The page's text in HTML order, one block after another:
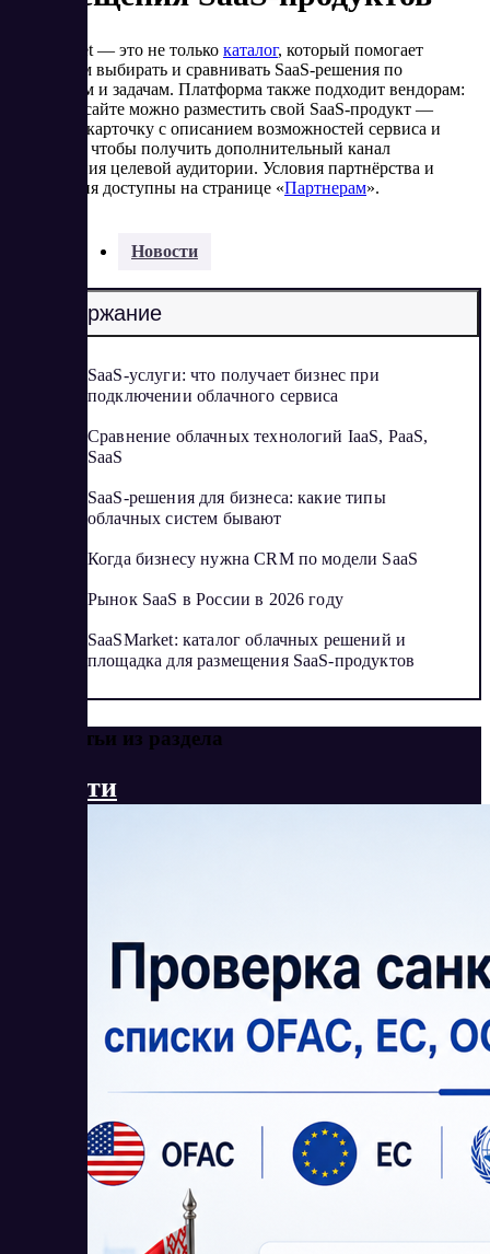
SaaSMarket — это не только каталог, который помогает
компаниям выбирать и сравнивать SaaS-решения по
категориям и задачам. Платформа также подходит вендорам:
на нашем сайте можно разместить свой SaaS-продукт —
оформить карточку с описанием возможностей сервиса и
ссылками, чтобы получить дополнительный канал
привлечения целевой аудитории. Условия партнёрства и
размещения доступны на странице «Партнерам».
Новости
Содержание
SaaS-услуги: что получает бизнес при
подключении облачного сервиса
Сравнение облачных технологий IaaS, PaaS,
SaaS
SaaS-решения для бизнеса: какие типы
облачных систем бывают
Когда бизнесу нужна CRM по модели SaaS
Рынок SaaS в России в 2026 году
SaaSMarket: каталог облачных решений и
площадка для размещения SaaS-продуктов
Еще статьи из раздела
Новости